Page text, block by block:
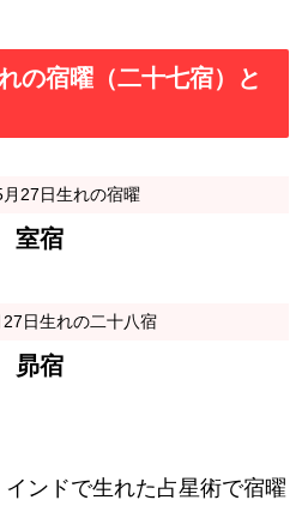
の宿曜（二十七宿）と
27日生れの宿曜
室宿
日生れの二十八宿
昴宿
ンドで生れた占星術で宿曜